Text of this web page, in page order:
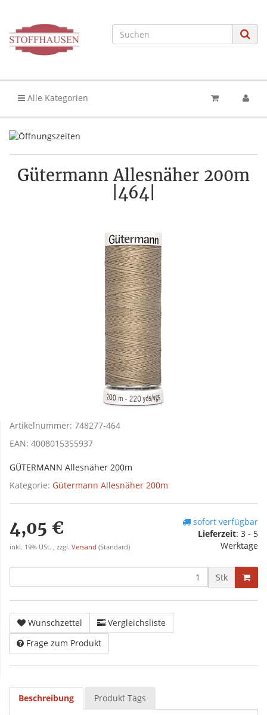
Alle Kategorien
Gütermann Allesnäher 200m
|464|
Artikelnummer: 748277-464
EAN: 4008015355937
GÜTERMANN Allesnäher 200m
Kategorie: Gütermann Allesnäher 200m
4,05 €
inkl. 19% USt. , zzgl. Versand (Standard)
sofort verfügbar
Lieferzeit: 3 - 5
Werktage
Stk
Wunschzettel
Vergleichsliste
Frage zum Produkt
Beschreibung Produkt Tags